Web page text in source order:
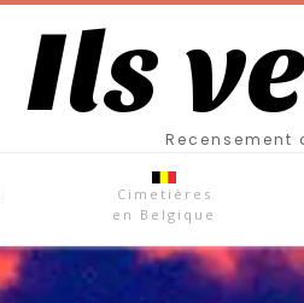
Ils
Cimetières
en Belgique